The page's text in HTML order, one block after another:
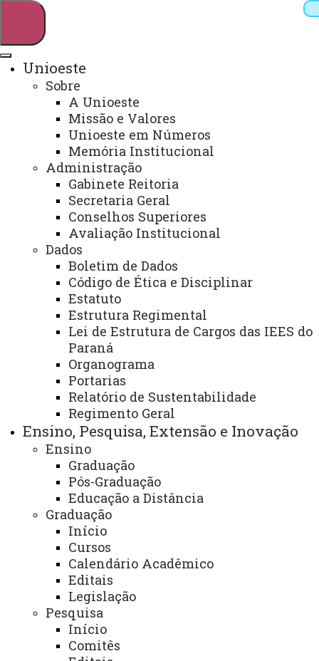
Webmail Sistemas
Telefones
Arquivo Virtual
Campus
Unioeste
Sobre
A Unioeste
Missão e Valores
Unioeste em Números
Memória Institucional
Administração
Gabinete Reitoria
Secretaria Geral
Conselhos Superiores
Avaliação Institucional
Dados
Boletim de Dados
Código de Ética e Disciplinar
Estatuto
Estrutura Regimental
Lei de Estrutura de Cargos das IEES do
Paraná
Organograma
Portarias
Relatório de Sustentabilidade
Regimento Geral
Ensino, Pesquisa, Extensão e Inovação
Ensino
Graduação
Pós-Graduação
Educação a Distância
Graduação
Início
Cursos
Calendário Acadêmico
Editais
Legislação
Pesquisa
Início
Comitês
Divisão de Recursos Humanos -
Campus/Toledo
Divisão de Recursos Humanos/ Secretaria
Administrativa/ Diretoria Geral do Campus
Finalidade e competências:
- Gestão e cadastro das informações funcionais dos
servidores e estagiários;
-Manutenção de arquivos e formulários necessários aos
diferentes processos;
-Gestão de vagas de estágio do campus;
-Atendimento e suporte das demandas dos demais
setores da instituição.
Descrição dos serviços oferecidos: